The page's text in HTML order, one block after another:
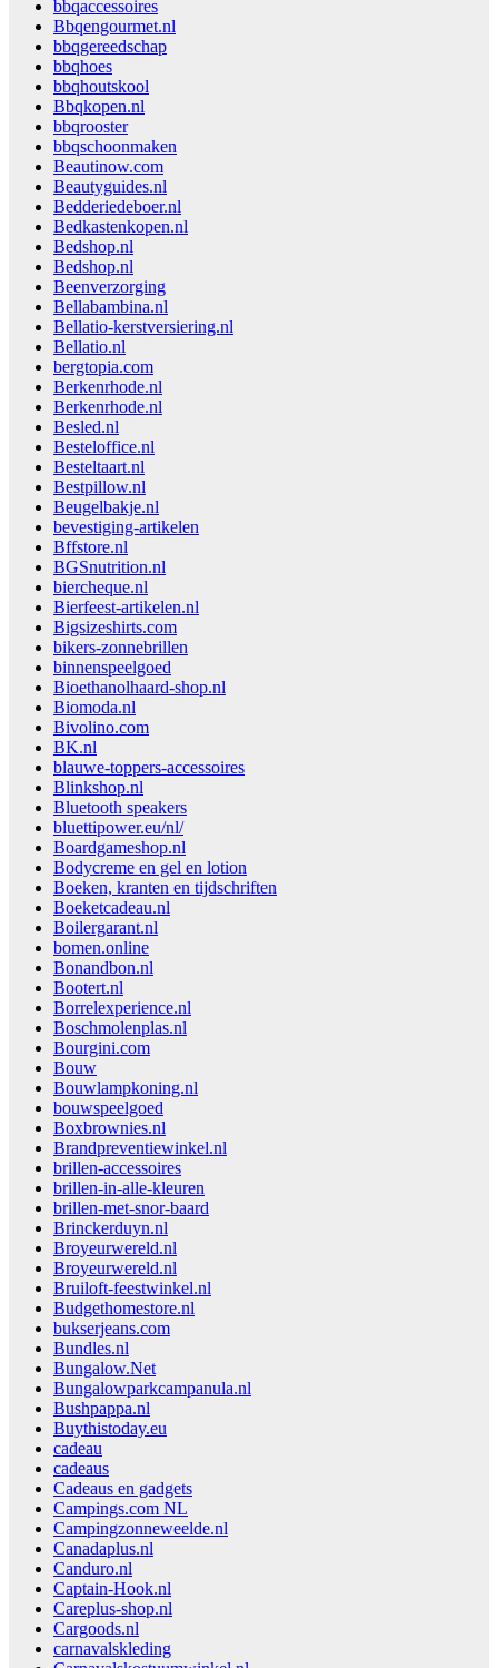
bbqaccessoires
Bbqengourmet.nl
bbqgereedschap
bbqhoes
bbqhoutskool
Bbqkopen.nl
bbqrooster
bbqschoonmaken
Beautinow.com
Beautyguides.nl
Bedderiedeboer.nl
Bedkastenkopen.nl
Bedshop.nl
Bedshop.nl
Beenverzorging
Bellabambina.nl
Bellatio-kerstversiering.nl
Bellatio.nl
bergtopia.com
Berkenrhode.nl
Berkenrhode.nl
Besled.nl
Besteloffice.nl
Besteltaart.nl
Bestpillow.nl
Beugelbakje.nl
bevestiging-artikelen
Bffstore.nl
BGSnutrition.nl
biercheque.nl
Bierfeest-artikelen.nl
Bigsizeshirts.com
bikers-zonnebrillen
binnenspeelgoed
Bioethanolhaard-shop.nl
Biomoda.nl
Bivolino.com
BK.nl
blauwe-toppers-accessoires
Blinkshop.nl
Bluetooth speakers
bluettipower.eu/nl/
Boardgameshop.nl
Bodycreme en gel en lotion
Boeken, kranten en tijdschriften
Boeketcadeau.nl
Boilergarant.nl
bomen.online
Bonandbon.nl
Bootert.nl
Borrelexperience.nl
Boschmolenplas.nl
Bourgini.com
Bouw
Bouwlampkoning.nl
bouwspeelgoed
Boxbrownies.nl
Brandpreventiewinkel.nl
brillen-accessoires
brillen-in-alle-kleuren
brillen-met-snor-baard
Brinckerduyn.nl
Broyeurwereld.nl
Broyeurwereld.nl
Bruiloft-feestwinkel.nl
Budgethomestore.nl
bukserjeans.com
Bundles.nl
Bungalow.Net
Bungalowparkcampanula.nl
Bushpappa.nl
Buythistoday.eu
cadeau
cadeaus
Cadeaus en gadgets
Campings.com NL
Campingzonneweelde.nl
Canadaplus.nl
Canduro.nl
Captain-Hook.nl
Careplus-shop.nl
Cargoods.nl
carnavalskleding